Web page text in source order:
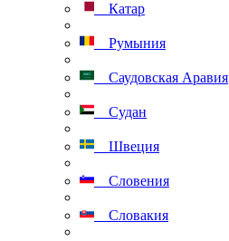
Катар
Румыния
Саудовская Аравия
Судан
Швеция
Словения
Словакия